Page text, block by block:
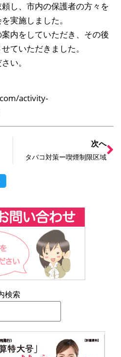
検索
し、市内の保護者の方々を
実施しました。
内をしていただき、その後
ていただきました。
い。
activity-
次へ
タバコ対策ー喫煙制限区域